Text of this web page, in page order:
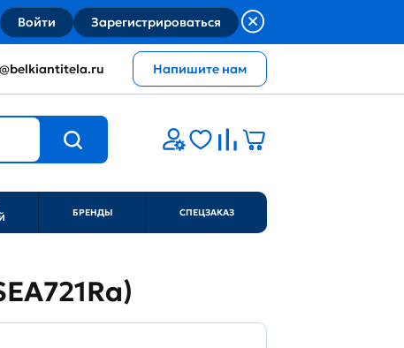
Войти Зарегистрироваться
Напишите нам
БРЕНДЫ СПЕЦЗАКАЗ